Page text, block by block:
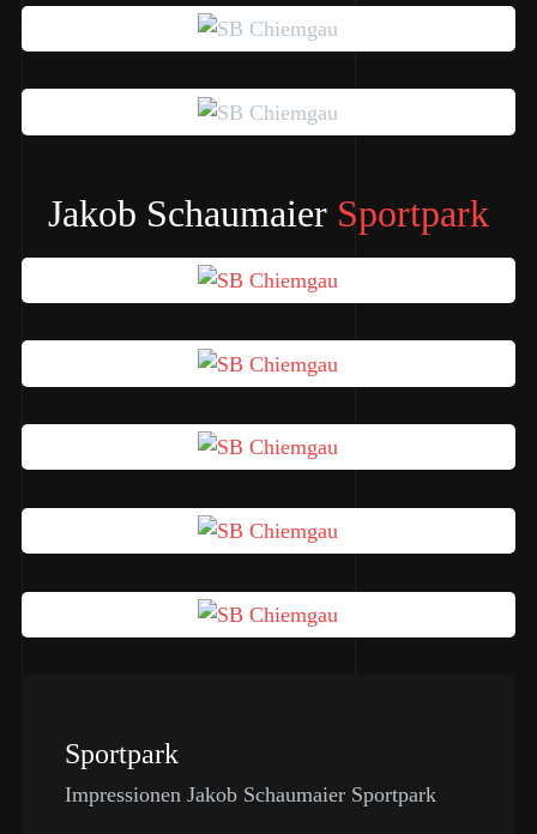
Jakob Schaumaier Sportpark
Sportpark
Impressionen Jakob Schaumaier Sportpark